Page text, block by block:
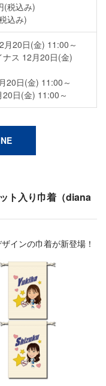
(税込み)
込み)
月20日(金) 11:00～
ナス 12月20日(金)
20日(金) 11:00～
20日(金) 11:00～
ト入り巾着（diana
インの巾着が新登場！